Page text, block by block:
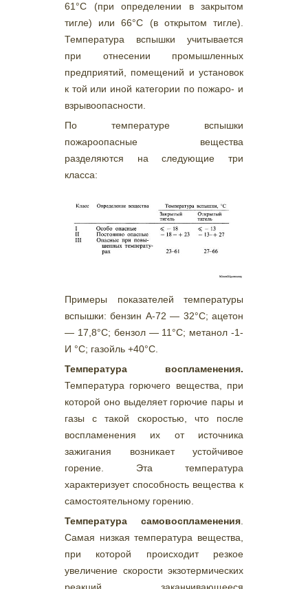
61°С (при определении в закрытом
тигле) или 66°С (в открытом тигле).
Температура вспышки учитывается
при отнесении промышленных
предприятий, помещений и установок
к той или иной категории по пожаро- и
взрывоопасности.
По температуре вспышки
пожароопасные вещества
разделяются на следующие три
класса:
Примеры показателей температуры
вспышки: бензин А-72 — 32°С; ацетон
— 17,8°С; бензол — 11°С; метанол -1-
И °С; газойль +40°С.
Температура воспламенения.
Температура горючего вещества, при
которой оно выделяет горючие пары и
газы с такой скоростью, что после
воспламенения их от источника
зажигания возникает устойчивое
горение. Эта температура
характеризует способность вещества к
самостоятельному горению.
Температура самовоспламенения
Самая низкая температура вещества,
при которой происходит резкое
увеличение скорости экзотермических